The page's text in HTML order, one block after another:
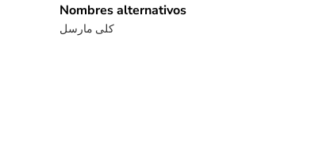
Nombres alternativos
کلی مارسل